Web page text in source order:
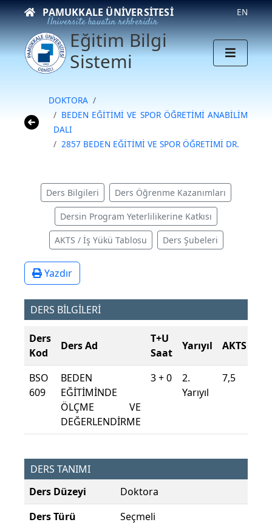
PAMUKKALE ÜNIVERSITESI
Üniversite hayatın rehberidir
EN
Eğitim Bilgi
Sistemi
DOKTORA
BEDEN EĞİTİMİ VE SPOR ÖĞRETİMİ ANABİLİM
DALI
2857 BEDEN EĞİTİMİ VE SPOR ÖĞRETİMİ DR.
Ders Bilgileri Ders Öğrenme Kazanımları
Dersin Program Yeterlilikerine Katkısı
AKTS / İş Yükü Tablosu Ders Şubeleri
Yazdır
DERS BİLGİLERİ
Ders
Kod
Ders Ad
T+U
Saat
Yarıyıl AKTS
BSO
609
BEDEN
EĞİTİMİNDE
ÖLÇME VE
DEĞERLENDİRME
3 + 0
2.
Yarıyıl
7,5
DERS TANIMI
Ders Düzeyi
Doktora
Ders Türü
Seçmeli